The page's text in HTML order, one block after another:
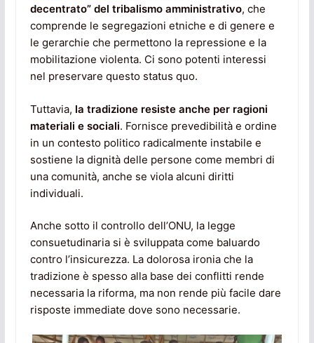
decentrato” del tribalismo amministrativo, che
comprende le segregazioni etniche e di genere e
le gerarchie che permettono la repressione e la
mobilitazione violenta. Ci sono potenti interessi
nel preservare questo status quo.
Tuttavia, la tradizione resiste anche per ragioni
materiali e sociali. Fornisce prevedibilità e ordine
in un contesto politico radicalmente instabile e
sostiene la dignità delle persone come membri di
una comunità, anche se viola alcuni diritti
individuali.
Anche sotto il controllo dell’ONU, la legge
consuetudinaria si è sviluppata come baluardo
contro l’insicurezza. La dolorosa ironia che la
tradizione è spesso alla base dei conflitti rende
necessaria la riforma, ma non rende più facile dare
risposte immediate dove sono necessarie.